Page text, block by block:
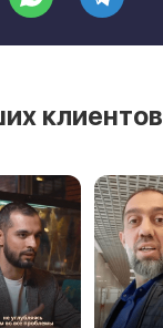
клиентов